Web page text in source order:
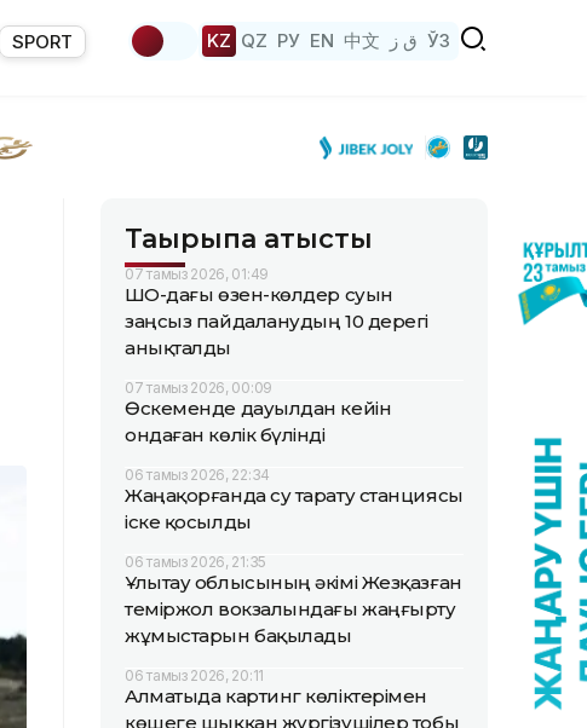
SPORT KZ QZ РУ EN 中文 ق ز ЎЗ
Тақырыпқа қатысты
07 тамыз 2026, 01:49
ШҚО-дағы өзен-көлдер суын
заңсыз пайдаланудың 10 дерегі
анықталды
07 тамыз 2026, 00:09
Өскеменде дауылдан кейін
ондаған көлік бүлінді
06 тамыз 2026, 22:34
Жаңақорғанда су тарату станциясы
іске қосылды
06 тамыз 2026, 21:35
Ұлытау облысының әкімі Жезқазған
теміржол вокзалындағы жаңғырту
жұмыстарын бақылады
06 тамыз 2026, 20:11
Алматыда картинг көліктерімен
көшеге шыққан жүргізушілер тобы